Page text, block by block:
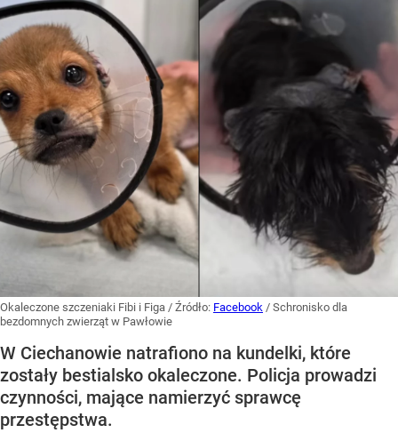
Okaleczone szczeniaki Fibi i Figa / Źródło: Facebook / Schronisko dla
bezdomnych zwierząt w Pawłowie
W Ciechanowie natrafiono na kundelki, które
zostały bestialsko okaleczone. Policja prowadzi
czynności, mające namierzyć sprawcę
przestępstwa.